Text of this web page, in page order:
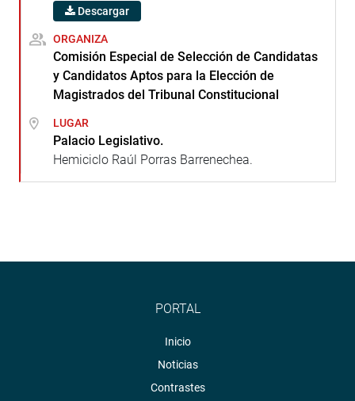
Descargar
ORGANIZA
Comisión Especial de Selección de Candidatas
y Candidatos Aptos para la Elección de
Magistrados del Tribunal Constitucional
LUGAR
Palacio Legislativo.
Hemiciclo Raúl Porras Barrenechea.
PORTAL
Inicio
Noticias
Contrastes